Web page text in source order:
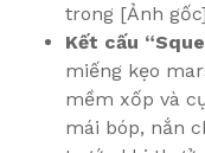
trong [Ảnh
Kết cấu
miếng kẹo
mềm xốp và
mái bóp, nắn